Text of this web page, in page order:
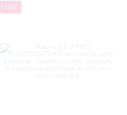
-18%